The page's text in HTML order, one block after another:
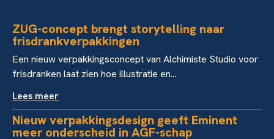
ZUG-concept brengt storytelling naar
frisdrankverpakkingen
Een nieuw verpakkingsconcept van Alchimiste Studio voor
frisdranken laat zien hoe illustratie en...
Lees meer
Nieuw verpakkingsdesign geeft Eminent
meer onderscheid in AGF-schap